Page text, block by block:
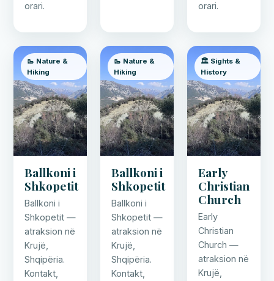
orari.
orari.
🥾 Nature &
Hiking
Ballkoni i
Shkopetit
Ballkoni i
Shkopetit —
atraksion në
Krujë,
Shqipëria.
Kontakt,
🥾 Nature &
Hiking
Ballkoni i
Shkopetit
Ballkoni i
Shkopetit —
atraksion në
Krujë,
Shqipëria.
Kontakt,
🏛️ Sights &
History
Early
Christian
Church
Early
Christian
Church —
atraksion në
Krujë,